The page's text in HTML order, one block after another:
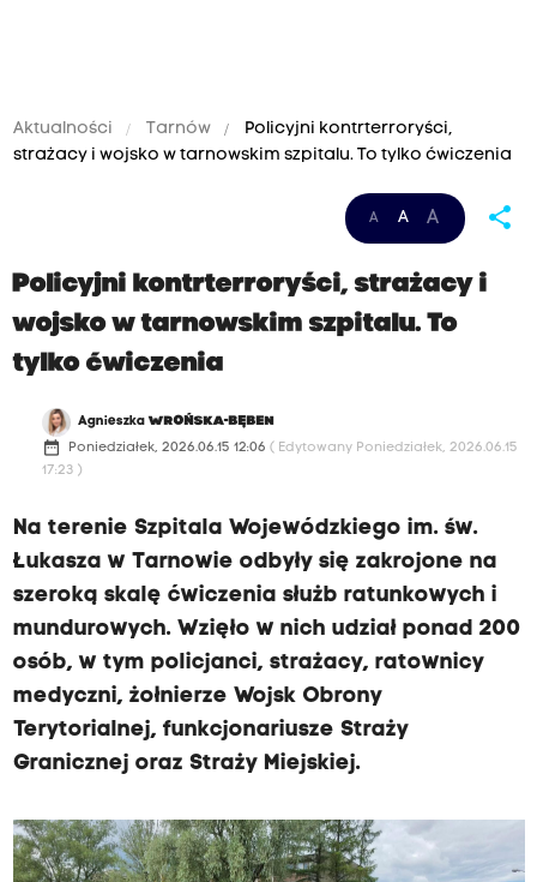
Aktualności Tarnów
Policyjni kontrterroryści,
strażacy i wojsko w tarnowskim szpitalu. To tylko ćwiczenia
A A A share
Policyjni kontrterroryści, strażacy i
wojsko w tarnowskim szpitalu. To
tylko ćwiczenia
AgnieszkaWROŃSKA-BĘBEN
date_range Poniedziałek, 2026.06.15 12:06 ( Edytowany Poniedziałek, 2026.06.15
17:23 )
Na terenie Szpitala Wojewódzkiego im. św.
Łukasza w Tarnowie odbyły się zakrojone na
szeroką skalę ćwiczenia służb ratunkowych i
mundurowych. Wzięło w nich udział ponad 200
osób, w tym policjanci, strażacy, ratownicy
medyczni, żołnierze Wojsk Obrony
Terytorialnej, funkcjonariusze Straży
Granicznej oraz Straży Miejskiej.